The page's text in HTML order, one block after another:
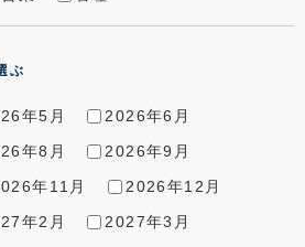
ぶ
年5月
2026年6月
年8月
2026年9月
年11月
2026年12月
年2月
2027年3月